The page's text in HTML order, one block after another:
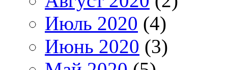
Июль 2020 (4)
Июнь 2020 (3)